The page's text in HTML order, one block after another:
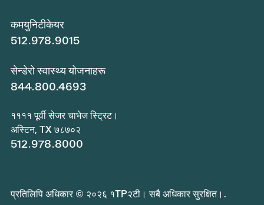
कमयुनिटीकेयर
512.978.9015
सेन्डेरो स्वास्थ्य योजनाहरू
844.800.4693
११११ पूर्वी सेजर चाभेज स्ट्रिट।
अस्टिन, TX ७८७०२
512.978.8000
प्रतिलिपि अधिकार © २०२६ १TP२टी। सबै अधिकार सुरक्षित।.